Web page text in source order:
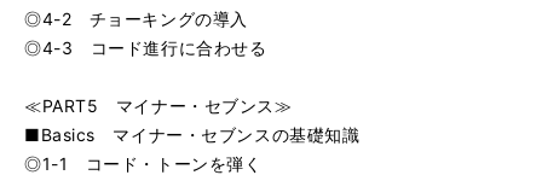
◎4-2 チョーキングの導入
◎4-3 コード進行に合わせる
≪PART5 マイナー・セブンス≫
■Basics マイナー・セブンスの基礎知識
◎1-1 コード・トーンを弾く